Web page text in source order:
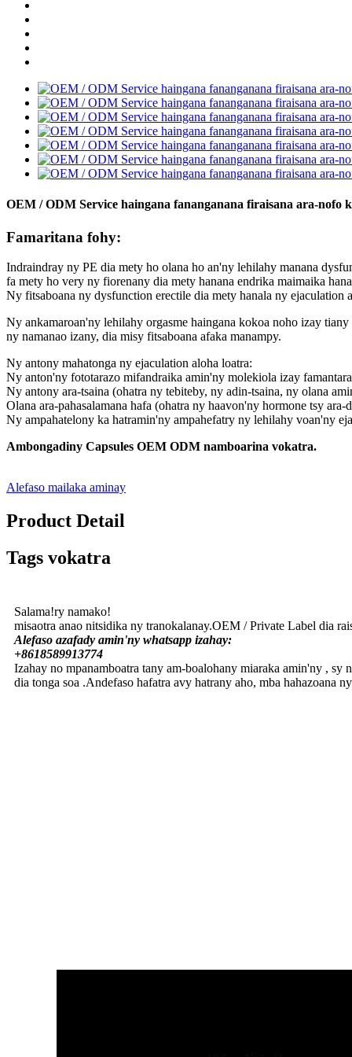
OEM / ODM Service haingana fananganana firaisana ara-
Famaritana fohy:
Indraindray ny PE dia mety ho olana ho an'ny lehilahy manana
fa mety ho very ny fiorenany dia mety hanana endrika maimaika
Ny fitsaboana ny dysfunction erectile dia mety hanala ny ejaculation
Ny ankamaroan'ny lehilahy orgasme haingana kokoa noho izay
ny namanao izany, dia misy fitsaboana afaka manampy.
Ny antony mahatonga ny ejaculation aloha loatra:
Ny anton'ny fototarazo mifandraika amin'ny molekiola izay
Ny antony ara-tsaina (ohatra ny tebiteby, ny adin-tsaina, ny olana
Olana ara-pahasalamana hafa (ohatra ny haavon'ny hormone tsy ara-
Ny ampahatelony ka hatramin'ny ampahefatry ny lehilahy voan'ny
Ambongadiny Capsules OEM ODM namboarina vokatra.
Alefaso mailaka aminay
Product Detail
Tags vokatra
Salama!ry namako!
misaotra anao nitsidika ny tranokalanay.OEM / Private Label dia
Alefaso azafady amin'ny whatsapp izahay:
+8618589913774
Izahay no mpanamboatra tany am-boalohany miaraka amin'ny ,
dia tonga soa .Andefaso hafatra avy hatrany aho, mba hahazoana